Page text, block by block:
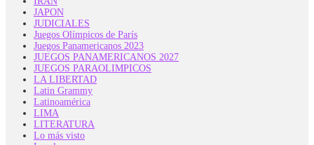
JAPON
JUDICIALES
Juegos Olímpicos de París
Juegos Panamericanos 2023
JUEGOS PANAMERICANOS 2027
JUEGOS PARAOLIMPICOS
LA LIBERTAD
Latin Grammy
Latinoamérica
LIMA
LITERATURA
Lo más visto